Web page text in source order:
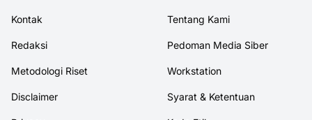
Kontak Tentang Kami
Redaksi Pedoman Media Siber
Metodologi Riset Workstation
Disclaimer Syarat & Ketentuan